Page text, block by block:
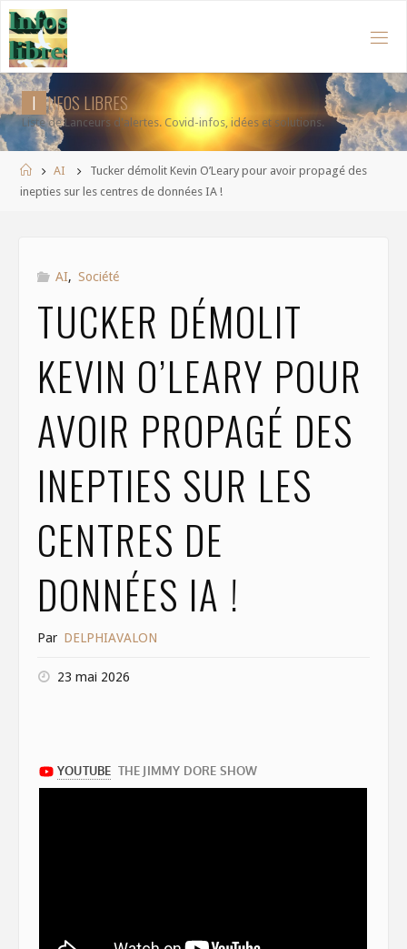
Aller
au
contenu
I NFOSLIBRES
Liste de Lanceurs d'alertes. Covid-infos, idées et solutions.
Accueil
AI
Tucker démolit Kevin O’Leary pour avoir propagé des
inepties sur les centres de données IA !
AI, Société
TUCKER DÉMOLIT
KEVIN O’LEARY POUR
AVOIR PROPAGÉ DES
INEPTIES SUR LES
CENTRES DE
DONNÉES IA !
Par DELPHIAVALON
23 mai 2026